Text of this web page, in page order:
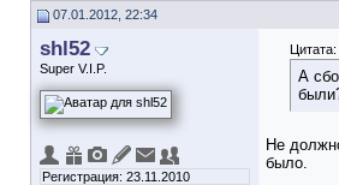
07.01.2012, 22:34
shl52
Super V.I.P.
Регистрация: 23.11.2010
Цитата:
А
Не
было.